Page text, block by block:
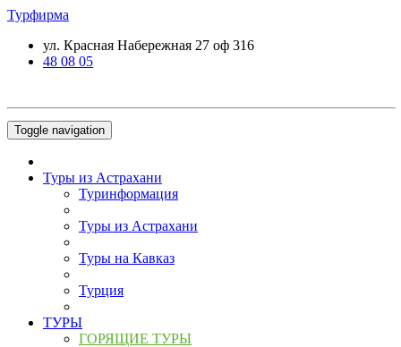
Турфирма
ул. Красная Набережная 27 оф 316
48 08 05
Toggle navigation
Туры из Астрахани
Туринформация
Туры из Астрахани
Туры на Кавказ
Турция
ТУРЫ
ГОРЯЩИЕ ТУРЫ